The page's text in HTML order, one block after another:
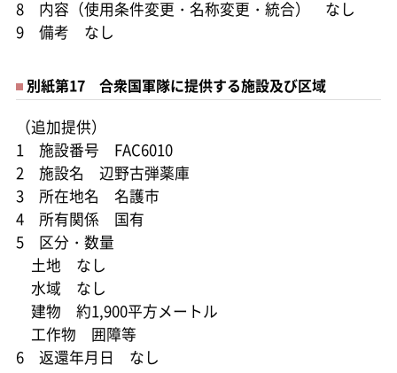
8 内容（使用条件変更・名称変更・統合） なし
9 備考 なし
別紙第17 合衆国軍隊に提供する施設及び区域
（追加提供）
1 施設番号 FAC6010
2 施設名 辺野古弾薬庫
3 所在地名 名護市
4 所有関係 国有
5 区分・数量
土地 なし
水域 なし
建物 約1,900平方メートル
工作物 囲障等
6 返還年月日 なし